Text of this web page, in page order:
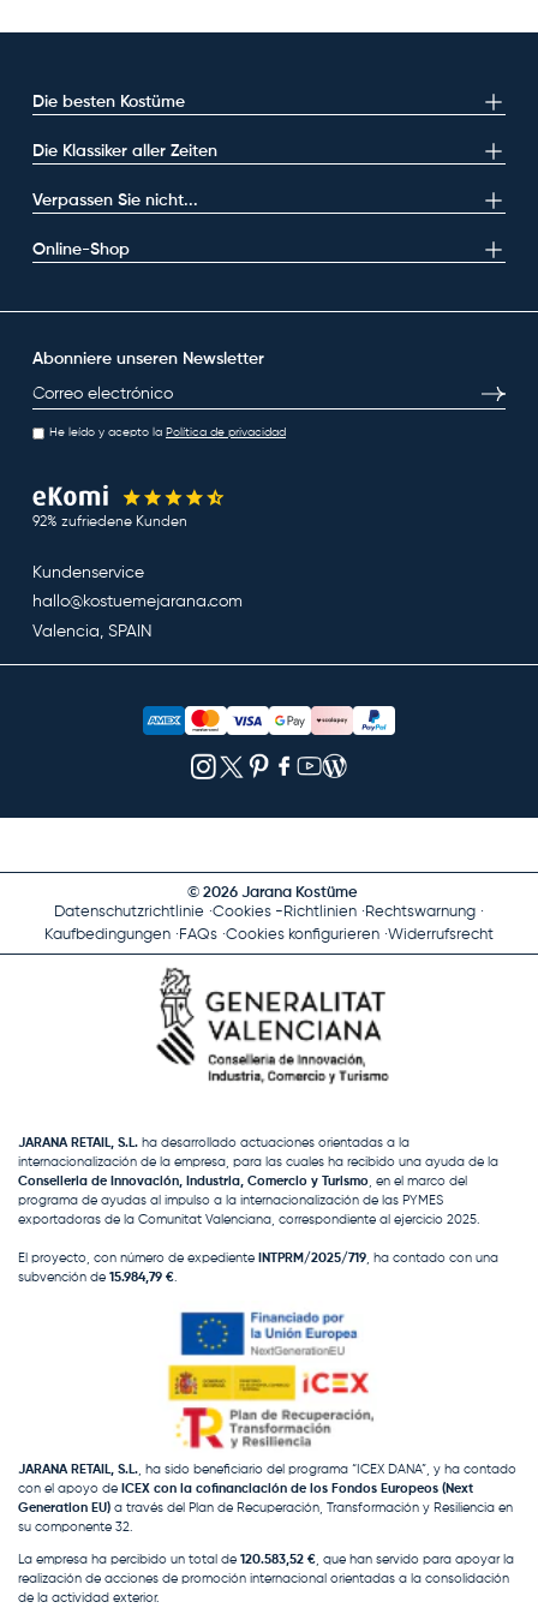
Die besten Kostüme
Die Klassiker aller Zeiten
Verpassen Sie nicht...
Online-Shop
Abonniere unseren Newsletter
E-Mail
He leído y acepto la Política de privacidad
92% zufriedene Kunden
Kundenservice
hallo@kostuemejarana.com
Valencia, SPAIN
© 2026 Jarana Kostüme
Datenschutzrichtlinie Cookies -Richtlinien
Rechtswarnung
Kaufbedingungen
FAQs Cookies konfigurieren Widerrufsrecht
JARANA RETAIL, S.L. ha desarrollado actuaciones orientadas a la
internacionalización de la empresa, para las cuales ha recibido una ayuda de la
Conselleria de Innovación, Industria, Comercio y Turismo , en el marco del
programa de ayudas al impulso a la internacionalización de las PYMES
exportadoras de la Comunitat Valenciana, correspondiente al ejercicio 2025.
El proyecto, con número de expediente INTPRM/2025/719 , ha contado con una
subvención de 15.984,79 €.
JARANA RETAIL, S.L. , ha sido beneficiario del programa “ICEX DANA”, y ha contado
con el apoyo de ICEX con la cofinanciación de los Fondos Europeos (Next
Generation EU) a través del Plan de Recuperación, Transformación y Resiliencia en
su componente 32.
La empresa ha percibido un total de 120.583,52 € , que han servido para apoyar la
realización de acciones de promoción internacional orientadas a la consolidación
de la actividad exterior.